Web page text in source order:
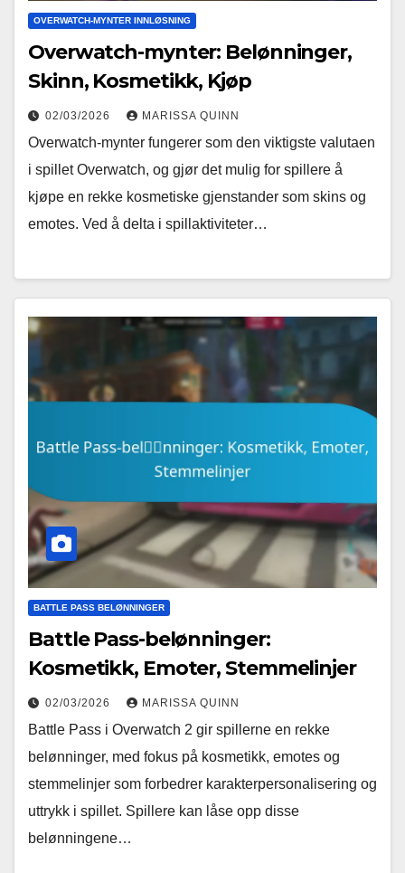
OVERWATCH-MYNTER INNLØSNING
Overwatch-mynter: Belønninger,
Skinn, Kosmetikk, Kjøp
02/03/2026 MARISSA QUINN
Overwatch-mynter fungerer som den viktigste valutaen
i spillet Overwatch, og gjør det mulig for spillere å
kjøpe en rekke kosmetiske gjenstander som skins og
emotes. Ved å delta i spillaktiviteter…
BATTLE PASS BELØNNINGER
Battle Pass-belønninger:
Kosmetikk, Emoter, Stemmelinjer
02/03/2026 MARISSA QUINN
Battle Pass i Overwatch 2 gir spillerne en rekke
belønninger, med fokus på kosmetikk, emotes og
stemmelinjer som forbedrer karakterpersonalisering og
uttrykk i spillet. Spillere kan låse opp disse
belønningene…